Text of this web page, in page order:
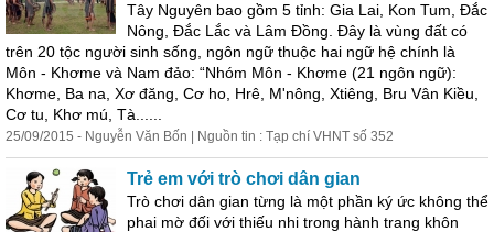
Tây Nguyên bao gồm 5 tỉnh: Gia Lai, Kon Tum, Đắc
Nông, Đắc Lắc và Lâm Đồng. Đây là vùng đất có
trên 20 tộc người sinh sống, ngôn ngữ thuộc hai ngữ hệ chính là
Môn - Khơme và Nam đảo: “Nhóm Môn - Khơme (21 ngôn ngữ):
Khơme, Ba na, Xơ đăng, Cơ ho, Hrê, M'nông, Xtiêng, Bru Vân Kiều,
Cơ tu, Khơ mú, Tà......
25/09/2015 - Nguyễn Văn Bốn | Nguồn tin : Tạp chí VHNT số 352
Trẻ em với trò chơi dân gian
Trò chơi dân gian từng là một phần ký ức không thể
phai mờ đối với thiếu nhi trong hành trang khôn